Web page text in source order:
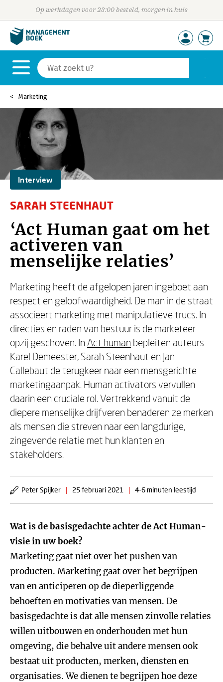
Op werkdagen voor 23:00 besteld, morgen in huis
Marketing
Interview
SARAH STEENHAUT
‘Act Human gaat om het
activeren van
menselijke relaties’
Marketing heeft de afgelopen jaren ingeboet aan
respect en geloofwaardigheid. De man in de straat
associeert marketing met manipulatieve trucs. In
directies en raden van bestuur is de marketeer
opzij geschoven. In Act human bepleiten auteurs
Karel Demeester, Sarah Steenhaut en Jan
Callebaut de terugkeer naar een mensgerichte
marketingaanpak. Human activators vervullen
daarin een cruciale rol. Vertrekkend vanuit de
diepere menselijke drijfveren benaderen ze merken
als mensen die streven naar een langdurige,
zingevende relatie met hun klanten en
stakeholders.
Peter Spijker | 25 februari 2021 | 4-6 minuten leestijd
Wat is de basisgedachte achter de Act Human-
visie in uw boek?
Marketing gaat niet over het pushen van
producten. Marketing gaat over het begrijpen
van en anticiperen op de dieperliggende
behoeften en motivaties van mensen. De
basisgedachte is dat alle mensen zinvolle relaties
willen uitbouwen en onderhouden met hun
omgeving, die behalve uit andere mensen ook
bestaat uit producten, merken, diensten en
organisaties. We dienen te begrijpen hoe deze